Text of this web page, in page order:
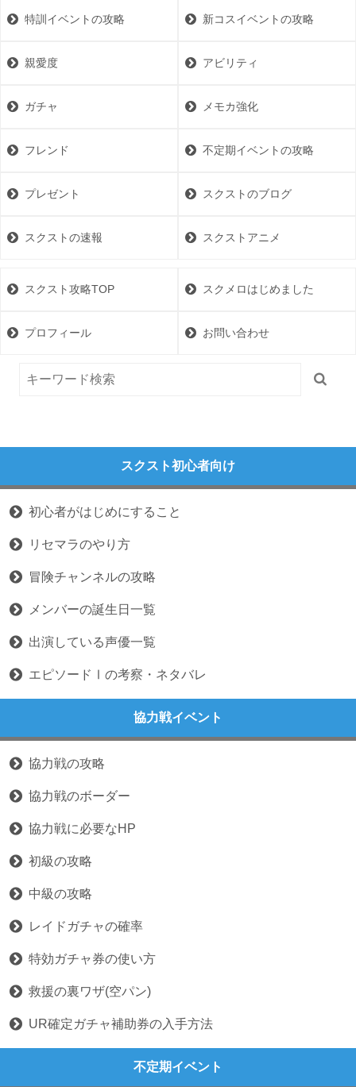
特訓イベントの攻略 新コスイベントの攻略
親愛度 アビリティ
ガチャ メモカ強化
フレンド 不定期イベントの攻略
プレゼント スクストのブログ
スクストの速報 スクストアニメ
スクスト攻略TOP スクメロはじめました
プロフィール お問い合わせ
スクスト初心者向け
初心者がはじめにすること
リセマラのやり方
冒険チャンネルの攻略
メンバーの誕生日一覧
出演している声優一覧
エピソードⅠの考察・ネタバレ
協力戦イベント
協力戦の攻略
協力戦のボーダー
協力戦に必要なHP
初級の攻略
中級の攻略
レイドガチャの確率
特効ガチャ券の使い方
救援の裏ワザ(空パン)
UR確定ガチャ補助券の入手方法
不定期イベント